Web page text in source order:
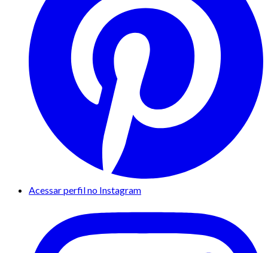
Acessar perfil no Instagram